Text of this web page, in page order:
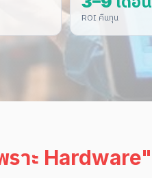
ROI คืนทุน
ราะ Hardware"